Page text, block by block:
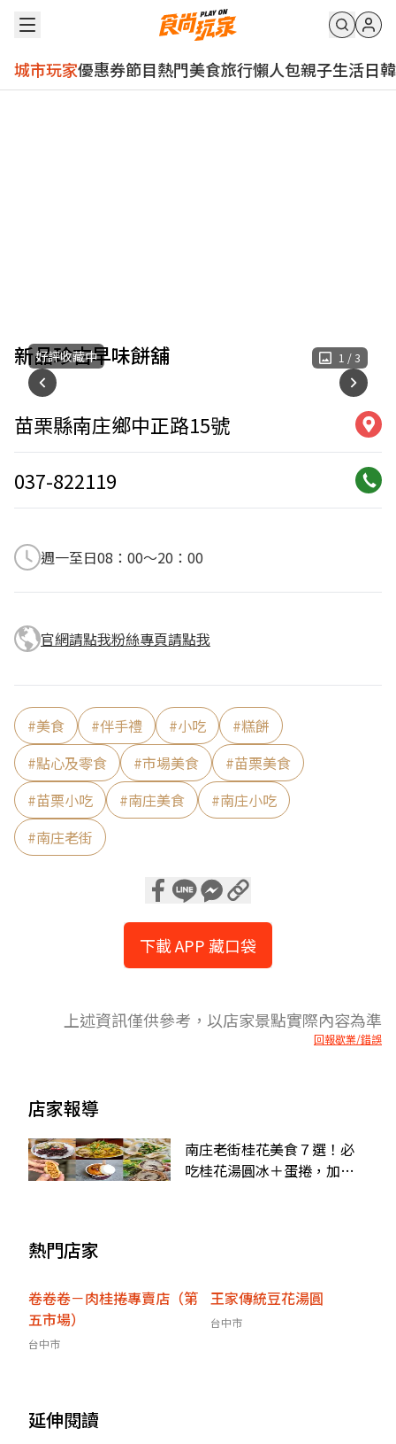
城市玩家優惠券節目熱門美食旅行懶人包親子生活日韓
新品珍古早味餅舖 1 / 3
好評收藏中
苗栗縣南庄鄉中正路15號
037-822119
週一至日08：00～20：00
官網請點我粉絲專頁請點我
#美食 #伴手禮 #小吃 #糕餅
#點心及零食 #市場美食 #苗栗美食
#苗栗小吃 #南庄美食 #南庄小吃
#南庄老街
下載 APP 藏口袋
上述資訊僅供參考，以店家景點實際內容為準
回報歇業/錯誤
店家報導
南庄老街桂花美食７選！必
吃桂花湯圓冰＋蛋捲，加碼
熱門店家
卷卷卷－肉桂捲專賣店（第
五市場）
台中市
王家傳統豆花湯圓
台中市
延伸閱讀